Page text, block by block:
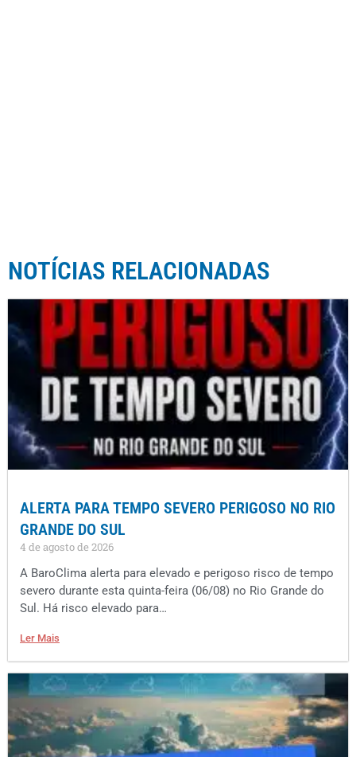
NOTÍCIAS RELACIONADAS
ALERTA PARA TEMPO SEVERO PERIGOSO NO RIO
GRANDE DO SUL
4 de agosto de 2026
A BaroClima alerta para elevado e perigoso risco de tempo
severo durante esta quinta-feira (06/08) no Rio Grande do
Sul. Há risco elevado para…
Ler Mais